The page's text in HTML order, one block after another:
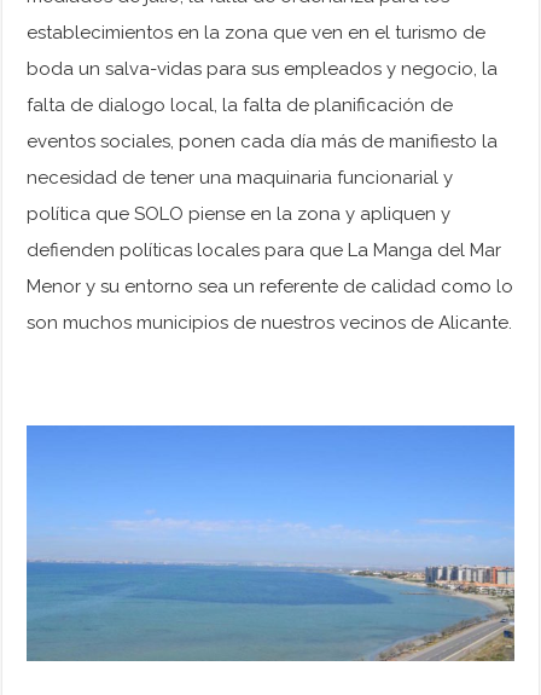
establecimientos en la zona que ven en el turismo de
boda un salva-vidas para sus empleados y negocio, la
falta de dialogo local, la falta de planificación de
eventos sociales, ponen cada día más de manifiesto la
necesidad de tener una maquinaria funcionarial y
política que SOLO piense en la zona y apliquen y
defienden políticas locales para que La Manga del Mar
Menor y su entorno sea un referente de calidad como lo
son muchos municipios de nuestros vecinos de Alicante.